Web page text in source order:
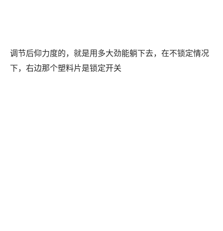
调节后仰力度的，就是用多大劲能躺下去，在不锁定情况
下，右边那个塑料片是锁定开关